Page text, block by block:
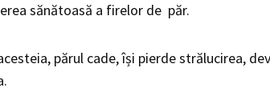
sănătoasă a firelor de păr.
părul cade, își pierde strălucirea,